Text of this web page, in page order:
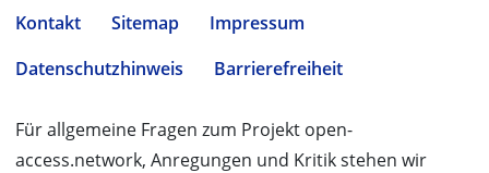
Kontakt Sitemap
Impressum
Datenschutzhinweis
Barrierefreiheit
Für allgemeine Fragen zum Projekt open-
access.network, Anregungen und Kritik stehen wir